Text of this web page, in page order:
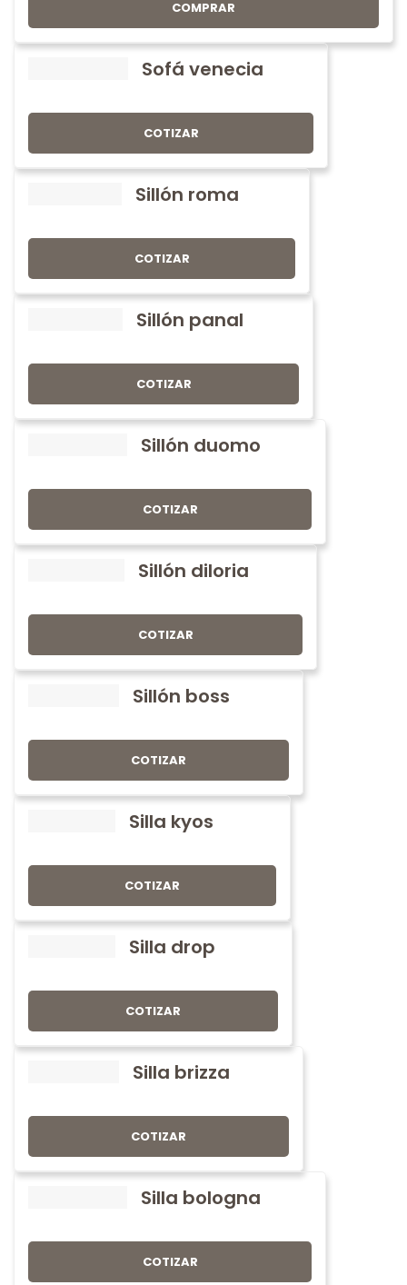
COMPRAR
Sofá venecia
COTIZAR
Sillón roma
COTIZAR
Sillón panal
COTIZAR
Sillón duomo
COTIZAR
Sillón diloria
COTIZAR
Sillón boss
COTIZAR
Silla kyos
COTIZAR
Silla drop
COTIZAR
Silla brizza
COTIZAR
Silla bologna
COTIZAR